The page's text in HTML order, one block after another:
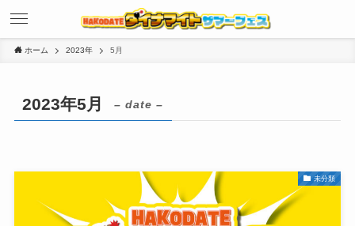
ホーム 2023年 5月
2023年5月 – date –
未分類